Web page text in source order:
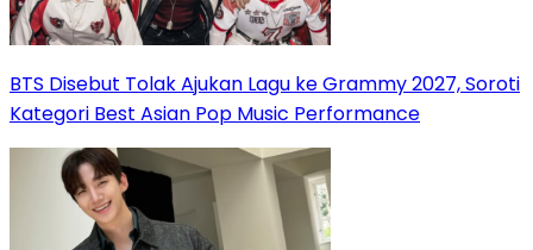
BTS Disebut Tolak Ajukan Lagu ke Grammy 2027, Soroti
Kategori Best Asian Pop Music Performance